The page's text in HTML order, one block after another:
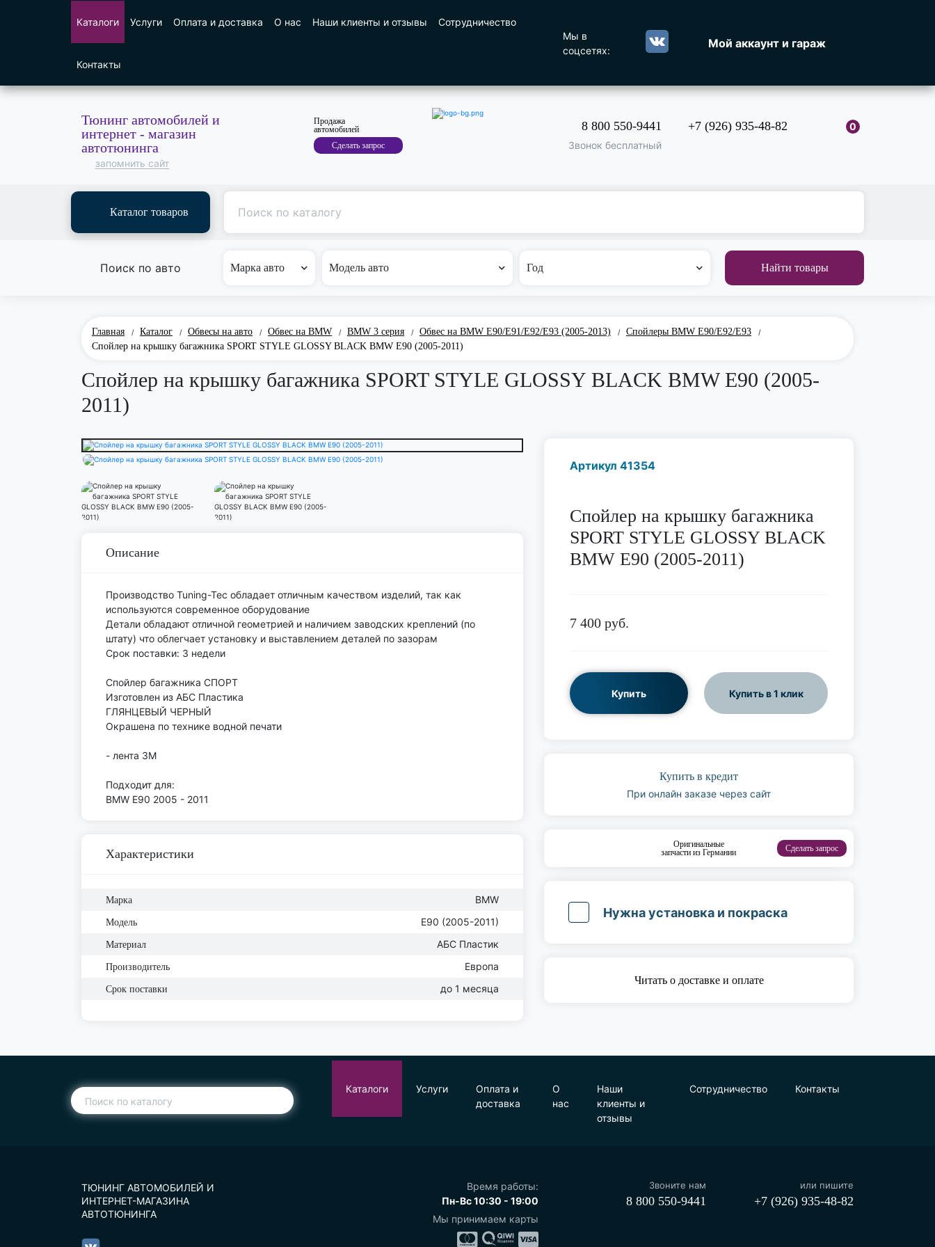
Каталоги Услуги Оплата и доставка О нас Наши клиенты и отзывы Сотрудничество
Контакты
Мы в
соцсетях:
Мой аккаунт и гараж
Тюнинг автомобилей и
интернет - магазин
автотюнинга
запомнить сайт
Продажа
автомобилей
Сделать запрос
8 800 550-9441
Звонок бесплатный
+7 (926) 935-48-82 0
Каталог товаров
Поиск по авто Марка авто Модель авто Год Найти товары
Главная / Каталог / Обвесы на авто / Обвес на BMW / BMW 3 серия / Обвес на BMW E90/E91/E92/E93 (2005-2013) / Спойлеры BMW E90/E92/E93 /
Спойлер на крышку багажника SPORT STYLE GLOSSY BLACK BMW E90 (2005-2011)
Спойлер на крышку багажника SPORT STYLE GLOSSY BLACK BMW E90 (2005-
2011)
Описание
Производство Tuning-Tec обладает отличным качеством изделий, так как
используются современное оборудование
Детали обладают отличной геометрией и наличием заводских креплений (по
штату) что облегчает установку и выставлением деталей по зазорам
Срок поставки: 3 недели
Спойлер багажника СПОРТ
Изготовлен из АБС Пластика
ГЛЯНЦЕВЫЙ ЧЕРНЫЙ
Окрашена по технике водной печати
- лента 3М
Подходит для:
BMW Е90 2005 - 2011
Характеристики
Марка BMW
Модель E90 (2005-2011)
Материал АБС Пластик
Производитель Европа
Срок поставки до 1 месяца
Артикул 41354
Спойлер на крышку багажника
SPORT STYLE GLOSSY BLACK
BMW E90 (2005-2011)
7 400 руб.
Купить Купить в 1 клик
Купить в кредит
При онлайн заказе через сайт
Оригинальные
запчасти из Германии
Сделать запрос
Нужна установка и покраска
Читать о доставке и оплате
Каталоги Услуги
Оплата и
доставка
О
нас
Наши
клиенты и
отзывы
Сотрудничество Контакты
ТЮНИНГ АВТОМОБИЛЕЙ И
ИНТЕРНЕТ-МАГАЗИНА
АВТОТЮНИНГА
Время работы:
Пн-Вс 10:30 - 19:00
Мы принимаем карты
Звоните нам
8 800 550-9441
или пишите
+7 (926) 935-48-82